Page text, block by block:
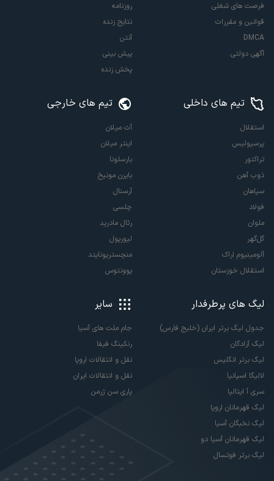
فرصت های شغلی
قوانین و مقررات
DMCA
آگهی دولتی
روزنامه
نتایج زنده
آنتن
پیش بینی
پخش زنده
تیم های داخلی
استقلال
پرسپولیس
تراکتور
ذوب آهن
سپاهان
فولاد
ملوان
گل‌گهر
آلومینیوم اراک
استقلال خوزستان
تیم های خارجی
آث میلان
اینتر میلان
بارسلونا
بایرن مونیخ
آرسنال
چلسی
رئال مادرید
لیورپول
منچستریونایتد
یوونتوس
لیگ های پرطرفدار
جدول لیگ برتر ایران (خلیج فارس)
لیگ آزادگان
لیگ برتر انگلیس
لالیگا اسپانیا
سری آ ایتالیا
لیگ قهرمانان اروپا
لیگ نخبگان آسیا
لیگ قهرمانان آسیا دو
لیگ برتر فوتسال
سایر
جام ملت های آسیا
رنکینگ فیفا
نقل و انتقالات اروپا
نقل و انتقالات ایران
پاری سن ژرمن